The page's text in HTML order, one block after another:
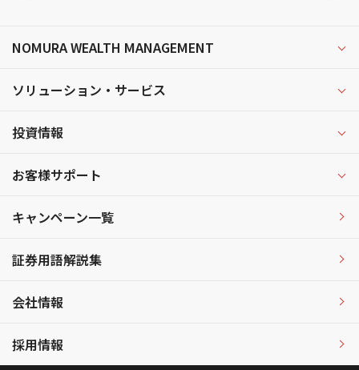
NOMURA WEALTH MANAGEMENT
ソリューション・サービス
投資情報
お客様サポート
キャンペーン一覧
証券用語解説集
会社情報
採用情報